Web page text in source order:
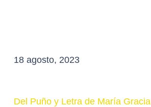
18 agosto, 2023
Del Puño y Letra de María Gracia